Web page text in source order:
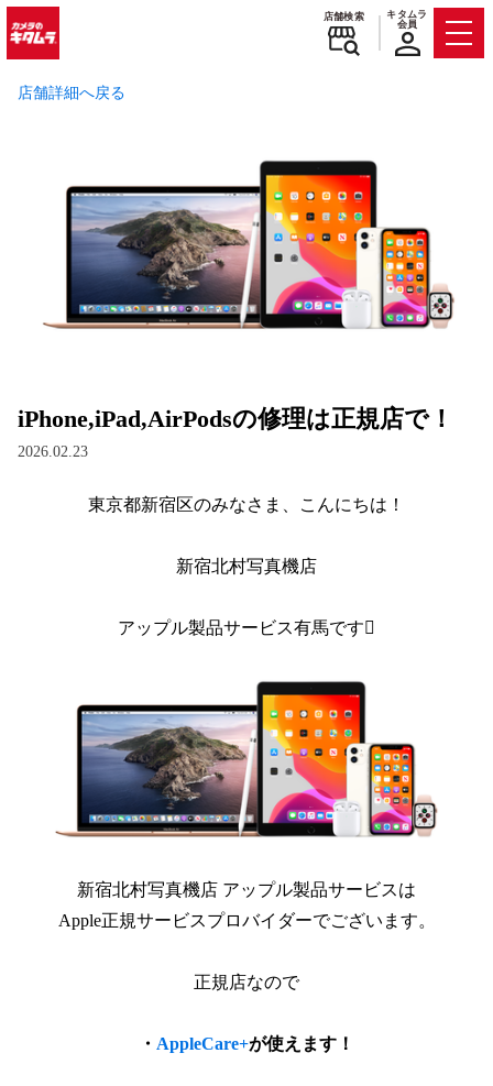
店舗検索
キタムラ
会員
店舗詳細へ戻る
iPhone,iPad,AirPodsの修理は正規店で！
2026.02.23
東京都新宿区のみなさま、こんにちは！
新宿北村写真機店
アップル製品サービス有馬です
新宿北村写真機店 アップル製品サービスは
Apple正規サービスプロバイダーでございます。
正規店なので
・ AppleCare+が使えます！